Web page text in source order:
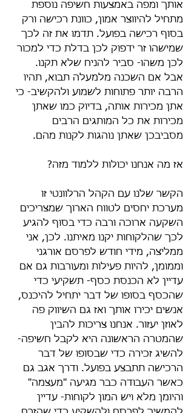
אותך ומפה באמצעות חשיפה נוספת
מתחיל להיווצר אמון, כוונת רכישה ורק
בסוף רכישה בפועל. תדמו את זה לכך
שמישהו זר ידפוק לכן בדלת כדי למכור
לכן משהו- סביר להניח שלא תקנו.
אבל אם השכנה מלמעלה תבוא, תהיו
הרבה יותר פתוחות לשמוע ולהקשיב- כי
אתן מכירות אותה, בדיוק כמו שאתן
מכירות את כל המותגים הרבים
מסביבכן שאתן נוהגות לקנות מהם.
אז מה אנחנו יכולות ללמוד מזה?
הקשר שלנו עם הקהל הרלוונטי זו
מערכת יחסים לטווח הארוך שמצריכים
השקעה ארוכה ורבה כדי בסוף להגיע
לכך שהלקוחות יקנו מאיתנו. לכן, אני
ממליצה, מידי חודש לפרסם אורגני
וממומן, להיות פעילות ומעורבות גם אם
עדיין לא הכנסת כסף- תשקיעי כדי
שהכסף בסופו של דבר יתחיל להיכנס,
אנשים יכירו אותך ואז גם השיווק פה
לאוזן יעזור. אנחנו צריכות להבין
שהמטרה הראשונה היא לקבל חשיפה-
להשיג זכירה כדי שבסופו של דבר
הרכישה תתבצע בפועל. ודרך אגב גם
כאשר העבודה כבר מגיעה "מעצמה"
והיומן מלא ויש המון לקוחות- עדיין